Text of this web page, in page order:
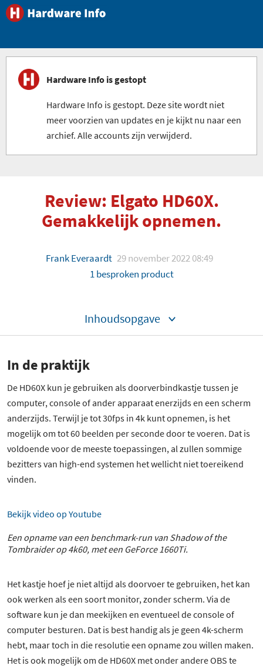
Hardware Info is gestopt
Hardware Info is gestopt. Deze site wordt niet
meer voorzien van updates en je kijkt nu naar een
archief. Alle accounts zijn verwijderd.
Review: Elgato HD60X.
Gemakkelijk opnemen.
Frank Everaardt 29 november 2022 08:49
1 besproken product
Inhoudsopgave
In de praktijk
De HD60X kun je gebruiken als doorverbindkastje tussen je
computer, console of ander apparaat enerzijds en een scherm
anderzijds. Terwijl je tot 30fps in 4k kunt opnemen, is het
mogelijk om tot 60 beelden per seconde door te voeren. Dat is
voldoende voor de meeste toepassingen, al zullen sommige
bezitters van high-end systemen het wellicht niet toereikend
vinden.
Bekijk video op Youtube
Een opname van een benchmark-run van Shadow of the
Tombraider op 4k60, met een GeForce 1660Ti.
Het kastje hoef je niet altijd als doorvoer te gebruiken, het kan
ook werken als een soort monitor, zonder scherm. Via de
software kun je dan meekijken en eventueel de console of
computer besturen. Dat is best handig als je geen 4k-scherm
hebt, maar toch in die resolutie een opname zou willen maken.
Het is ook mogelijk om de HD60X met onder andere OBS te